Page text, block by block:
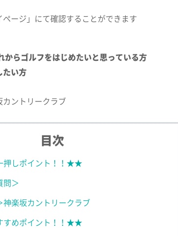
ージ」にて確認することができます
からゴルフをはじめたいと思っている方
たい方
ントリークラブ
目次
しポイント！！★★
問＞
神楽坂カントリークラブ
めポイント！！★★